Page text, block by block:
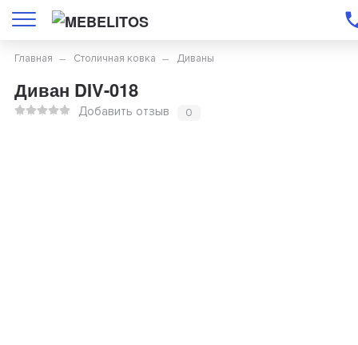
Главная Столичная ковка Диваны
Диван DIV-018
Добавить отзыв 0